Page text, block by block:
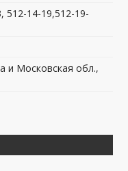
512-14-19,512-19-
и Московская обл.,